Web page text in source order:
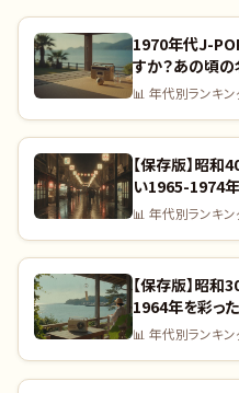
1970年代J-
すか？あの頃
📊 年代別ランキン
【保存版】昭和
い1965-1974
完全リスト
📊 年代別ランキン
【保存版】昭和
1964年を彩っ
すか？｜全曲リ
📊 年代別ランキン